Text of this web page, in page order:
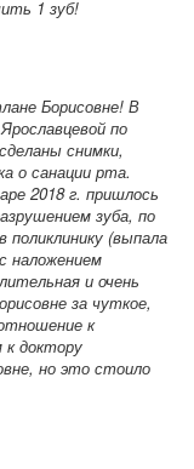
1 зуб!
Борисовне! В
по
снимки,
о санации рта.
2018 г. пришлось
зуба, по
поликлинику (выпала
наложением
и очень
за чуткое,
к
к доктору
но это стоило